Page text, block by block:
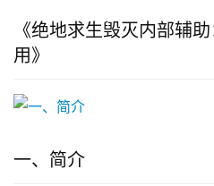
《绝地求生毁灭内部辅
用》
一、简介